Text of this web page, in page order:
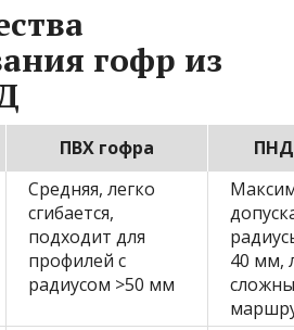
гофр из
ПВХ гофра
Средняя, легко
сгибается,
подходит для
профилей с
радиусом >50 мм
40 мм,